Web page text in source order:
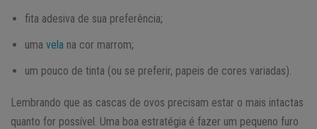
fita adesiva de sua preferência;
uma vela na cor marrom;
um pouco de tinta (ou se preferir, papeis de cores variadas).
Lembrando que as cascas de ovos precisam estar o mais intactas
quanto for possível. Uma boa estratégia é fazer um pequeno furo